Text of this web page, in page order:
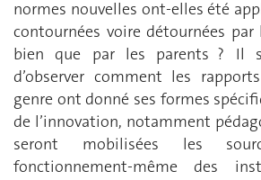
normes nouvelles ont-elles été
contournées voire détournées par
bien que par les parents ? Il
d’observer comment les
genre ont donné ses formes
de l’innovation, notamment
seront mobilisées les
fonctionnement-même des